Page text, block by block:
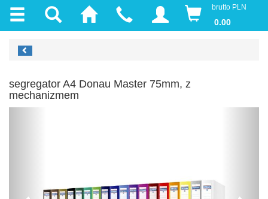
brutto PLN
0.00
segregator A4 Donau Master 75mm, z
mechanizmem